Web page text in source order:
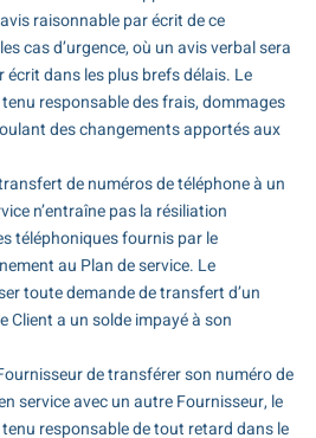
raisonnable par écrit de ce
cas d’urgence, où un avis verbal sera
écrit dans les plus brefs délais. Le
responsable des frais, dommages
des changements apportés aux
de numéros de téléphone à un
n’entraîne pas la résiliation
téléphoniques fournis par le
au Plan de service. Le
toute demande de transfert d’un
Client a un solde impayé à son
de transférer son numéro de
service avec un autre Fournisseur, le
responsable de tout retard dans le